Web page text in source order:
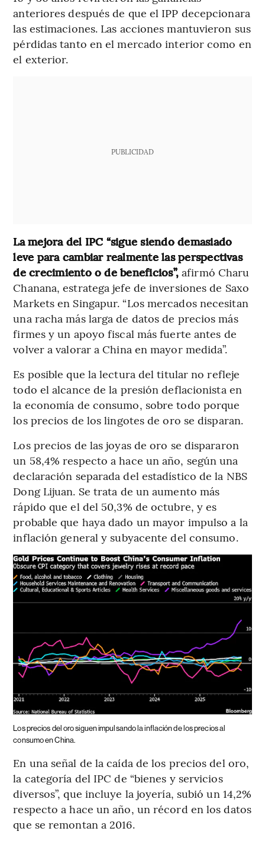
anteriores después de que el IPP decepcionara
las estimaciones. Las acciones mantuvieron sus
pérdidas tanto en el mercado interior como en
el exterior.
PUBLICIDAD
La mejora del IPC “sigue siendo demasiado
leve para cambiar realmente las perspectivas
de crecimiento o de beneficios”, afirmó Charu
Chanana, estratega jefe de inversiones de Saxo
Markets en Singapur. “Los mercados necesitan
una racha más larga de datos de precios más
firmes y un apoyo fiscal más fuerte antes de
volver a valorar a China en mayor medida”.
Es posible que la lectura del titular no refleje
todo el alcance de la presión deflacionista en
la economía de consumo, sobre todo porque
los precios de los lingotes de oro se disparan.
Los precios de las joyas de oro se dispararon
un 58,4% respecto a hace un año, según una
declaración separada del estadístico de la NBS
Dong Lijuan. Se trata de un aumento más
rápido que el del 50,3% de octubre, y es
probable que haya dado un mayor impulso a la
inflación general y subyacente del consumo.
Los precios del oro siguen impulsando la inflación de los precios al
consumo en China.
En una señal de la caída de los precios del oro,
la categoría del IPC de “bienes y servicios
diversos”, que incluye la joyería, subió un 14,2%
respecto a hace un año, un récord en los datos
que se remontan a 2016.